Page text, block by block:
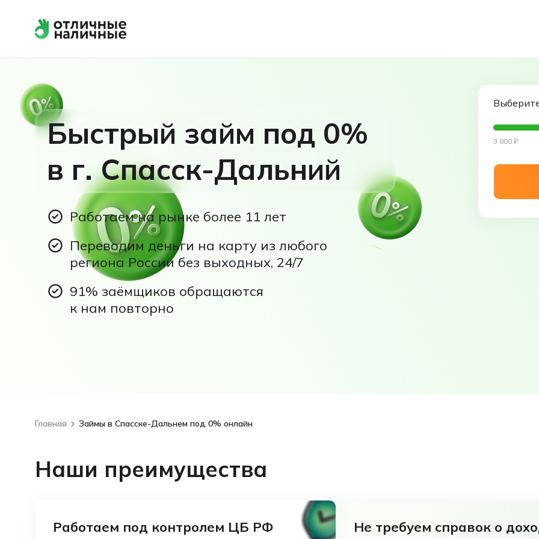
Быстрый займ под 0%
в г. Спасск-Дальний
Работаем на рынке более 11 лет
Переводим деньги на карту из любого
региона России без выходных, 24/7
91% заёмщиков обращаются
к нам повторно
3 000 ₽
Главная Займы в Спасске-Дальнем под 0% онлайн
Наши преимущества
Работаем под контролем ЦБ РФ Не требуем справок о